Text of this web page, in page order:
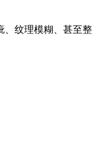
、纹理模糊、甚至整